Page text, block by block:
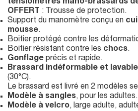
tensiomètres mano-brassards
OFFERT : Trousse de protection.
Support du manomètre conçu en
mousse.
Boitier protégé contre les
Boitier résistant contre les chocs.
Gonflage précis et rapide.
Brassard indéformable et lavable
(30°C).
Le brassard est livré en 2 modèles
Modèle à sangles, pour les adultes.
Modèle à velcro, large adulte,